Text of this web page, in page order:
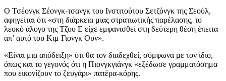
Ο Τσέονγκ Σέονγκ-τσανγκ του Ινστιτούτου Σετζόνγκ της Σεούλ,
αφηγείται ότι «στη διάρκεια μιας στρατιωτικής παρέλασης, το
λευκό άλογο της Τζου Ε είχε εμφανισθεί στη δεύτερη θέση έπειτα
απ’ αυτό του Κιμ Γιονγκ Ουν».
«Είναι μια απόδειξη» ότι θα τον διαδεχθεί, σύμφωνα με τον ίδιο,
όπως και το γεγονός ότι η Πιονγκγιάνγκ «εξέδωσε γραμματόσημα
που εικονίζουν το ζευγάρι» πατέρα-κόρης.